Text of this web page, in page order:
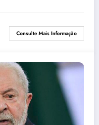
Consulte Mais Informação